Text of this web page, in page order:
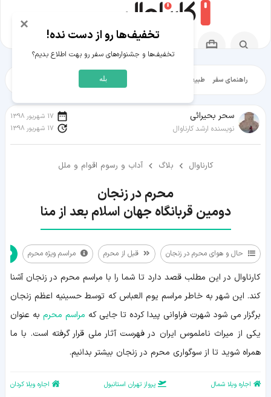
راهنمای سفر طبیعت‌گردی شهرگردی
سحر بحیرائی
نویسنده ارشد کارناوال
17 شهریور 1398
17 شهریور 1398
کارناوال بلاگ آداب و رسوم اقوام و ملل
دومین قربانگاه جهان اسلام بعد از منا
حال و هوای محرم در زنجان قبل از محرم
مراسم ویژه محرم
حال
هوای
در
زنجان
قبل
از
محرم
ویژه
کارناوال در این مطلب قصد دارد تا شما را با مراسم محرم در زنجان آشنا
کند. این شهر به خاطر مراسم یوم العباس که توسط حسینیه اعظم زنجان
برگزار می شود شهرت فراوانی پیدا کرده تا جایی که مراسم محرم به عنوان
یکی از میراث ناملموس ایران در فهرست آثار ملی قرار گرفته است. با ما
همراه شوید تا از سوگواری محرم در زنجان بیشتر بدانیم.
اجاره ویلا شمال پرواز تهران استانبول اجاره ویلا کردان
×
تخفیف‌ها رو از دست نده!
تخفیف‌ها و جشنواره‌های سفر رو بهت اطلاع بدیم؟
بله